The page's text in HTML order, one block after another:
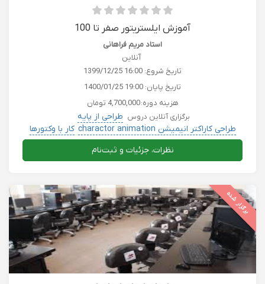
آموزش ایلستریتور صفر تا 100
استاد مریم فراهانی
آنلاین
تاریخ شروع: 1399/12/25 16:00
تاریخ پایان: 1400/01/25 19:00
هزینه دوره:4,700,000 تومان
برگزاری آنلاین دروس طراحی از پایه
طراحی کاراکتر انیمیشن charactor animation
کار با وکتورها
طراحی سه بعدی طراحی آرم و لوگو
نظرات، جزئیات و ثبت‌نام
برگزار شده